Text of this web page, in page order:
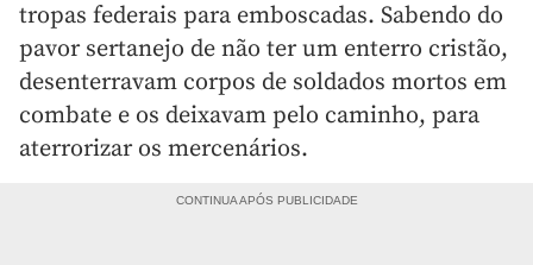
tropas federais para emboscadas. Sabendo do
pavor sertanejo de não ter um enterro cristão,
desenterravam corpos de soldados mortos em
combate e os deixavam pelo caminho, para
aterrorizar os mercenários.